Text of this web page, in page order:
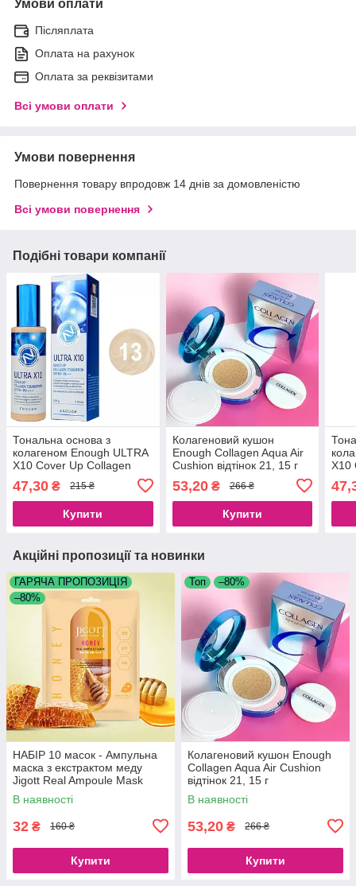
Умови оплати
Післяплата
Оплата на рахунок
Оплата за реквізитами
Всі умови оплати
Умови повернення
Повернення товару впродовж 14 днів за домовленістю
Всі умови повернення
Подібні товари компанії
Тональна основа з
колагеном Enough ULTRA
X10 Cover Up Collagen
Foundation SPF50+ PA+++
No13 (100 g)
47,30 ₴ 215 ₴
Купити
Колагеновий кушон
Enough Collagen Aqua Air
Cushion відтінок 21, 15 г
53,20₴ 266 ₴
Купити
X10
Акційні пропозиції та новинки
ГАРЯЧА ПРОПОЗИЦІЯ
–80%
НАБІР 10 масок - Ампульна
маска з екстрактом меду
Jigott Real Ampoule Mask
Honey, 10 шт.*27 мл.
В наявності
32 ₴ 160 ₴
Купити
Топ –80%
Колагеновий кушон Enough
Collagen Aqua Air Cushion
відтінок 21, 15 г
В наявності
53,20 ₴ 266 ₴
Купити